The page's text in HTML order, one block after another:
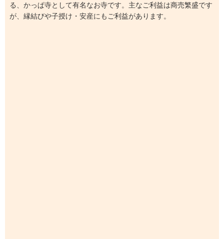
る、かっぱ寺として有名なお寺です。主なご利益は商売繁盛です
が、縁結びや子授け・安産にもご利益があります。